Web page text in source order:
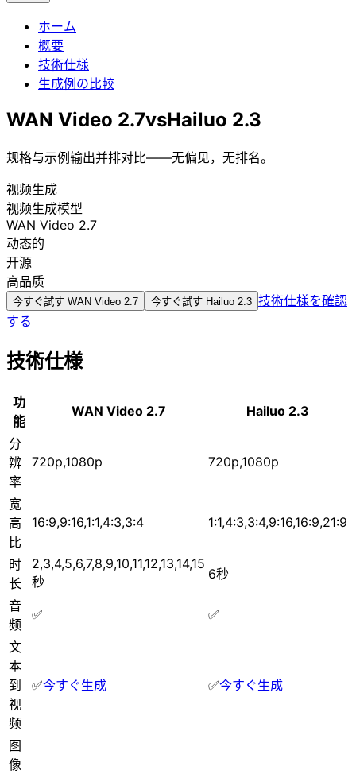
ホーム
概要
技術仕様
生成例の比較
WAN Video 2.7vsHailuo 2.3
规格与示例输出并排对比——无偏见，无排名。
视频生成
视频生成模型
WAN Video 2.7
动态的
开源
高品质
今すぐ試す WAN Video 2.7 今すぐ試す Hailuo 2.3 技術仕様を確認
する
技術仕様
功
能
WAN Video 2.7 Hailuo 2.3
分
辨
率
720p,1080p 720p,1080p
宽
高
比
16:9,9:16,1:1,4:3,3:4 1:1,4:3,3:4,9:16,16:9,21:9
时
长
2,3,4,5,6,7,8,9,10,11,12,13,14,15
秒
6秒
音
频
✅ ✅
文
本
到
视
频
✅今すぐ生成 ✅今すぐ生成
图
像